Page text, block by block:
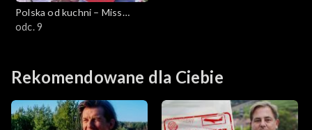
Polska od kuchni – Miss
Wdzięku
odc. 9
Rekomendowane dla Ciebie